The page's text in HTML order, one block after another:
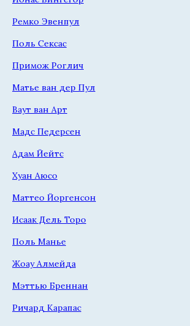
Ремко Эвенпул
Поль Сексас
Примож Роглич
Матье ван дер Пул
Ваут ван Арт
Мадс Педерсен
Адам Йейтс
Хуан Аюсо
Маттео Йоргенсон
Исаак Дель Торо
Поль Манье
Жоау Алмейда
Мэттью Бреннан
Ричард Карапас